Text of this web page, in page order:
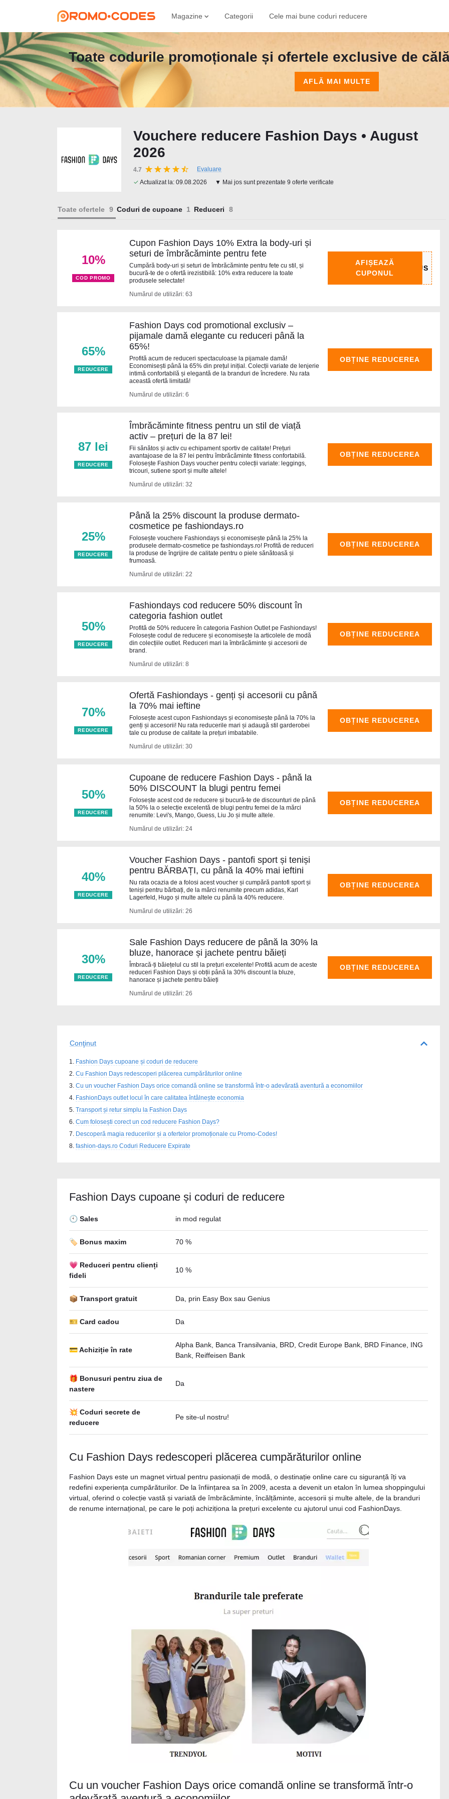
Magazine Categorii Cele mai bune coduri reducere
Toate codurile promoționale și ofertele exclusive de
AFLĂ MAI MULTE
Vouchere reducere Fashion Days • August
2026
4.7
Evaluare
✓ Actualizat la: 09.08.2026 ▼ Mai jos sunt prezentate 9 oferte verificate
Toate ofertele Coduri de cupoane Reduceri
10%
COD PROMO
Cupon Fashion Days 10% Extra la body-uri și
seturi de îmbrăcăminte pentru fete
Cumpără body-uri și seturi de îmbrăcăminte pentru fete cu stil, și
bucură-te de o ofertă irezistibilă: 10% extra reducere la toate
produsele selectate!
Numărul de utilizări: 63
AFIȘEAZĂ
CUPONUL
65%
REDUCERE
Fashion Days cod promotional exclusiv –
pijamale damă elegante cu reduceri până la
65%!
Profită acum de reduceri spectaculoase la pijamale damă!
Economisești până la 65% din prețul inițial. Colecții variate de lenjerie
intimă confortabilă și elegantă de la branduri de încredere. Nu rata
această ofertă limitată!
Numărul de utilizări: 6
OBȚINE REDUCEREA
87 lei
REDUCERE
Îmbrăcăminte fitness pentru un stil de viață
activ – prețuri de la 87 lei!
Fii sănătos și activ cu echipament sportiv de calitate! Prețuri
avantajoase de la 87 lei pentru îmbrăcăminte fitness confortabilă.
Folosește Fashion Days voucher pentru colecții variate: leggings,
tricouri, sutiene sport și multe altele!
Numărul de utilizări: 32
OBȚINE REDUCEREA
25%
REDUCERE
Până la 25% discount la produse dermato-
cosmetice pe fashiondays.ro
Folosește vouchere Fashiondays și economisește până la 25% la
produsele dermato-cosmetice pe fashiondays.ro! Profită de reduceri
la produse de îngrijire de calitate pentru o piele sănătoasă și
frumoasă.
Numărul de utilizări: 22
OBȚINE REDUCEREA
50%
REDUCERE
Fashiondays cod reducere 50% discount în
categoria fashion outlet
Profită de 50% reducere în categoria Fashion Outlet pe Fashiondays!
Folosește codul de reducere și economisește la articolele de modă
din colecțiile outlet. Reduceri mari la îmbrăcăminte și accesorii de
brand.
Numărul de utilizări: 8
OBȚINE REDUCEREA
70%
REDUCERE
Ofertă Fashiondays - genți și accesorii cu până
la 70% mai ieftine
Folosește acest cupon Fashiondays și economisește până la 70% la
genți și accesorii! Nu rata reducerile mari și adaugă stil garderobei
tale cu produse de calitate la prețuri imbatabile.
Numărul de utilizări: 30
OBȚINE REDUCEREA
50%
REDUCERE
Cupoane de reducere Fashion Days - până la
50% DISCOUNT la blugi pentru femei
Folosește acest cod de reducere și bucură-te de discounturi de până
la 50% la o selecție excelentă de blugi pentru femei de la mărci
renumite: Levi's, Mango, Guess, Liu Jo și multe altele.
Numărul de utilizări: 24
OBȚINE REDUCEREA
40%
REDUCERE
Voucher Fashion Days - pantofi sport și teniși
pentru BĂRBAȚI, cu până la 40% mai ieftini
Nu rata ocazia de a folosi acest voucher și cumpără pantofi sport și
teniși pentru bărbați, de la mărci renumite precum adidas, Karl
Lagerfeld, Hugo și multe altele cu până la 40% reducere.
Numărul de utilizări: 26
OBȚINE REDUCEREA
30%
REDUCERE
Sale Fashion Days reducere de până la 30% la
bluze, hanorace și jachete pentru băieți
Îmbracă-ți băiețelul cu stil la prețuri excelente! Profită acum de aceste
reduceri Fashion Days și obții până la 30% discount la bluze,
hanorace și jachete pentru băieți
Numărul de utilizări: 26
OBȚINE REDUCEREA
Conţinut
Fashion Days cupoane și coduri de reducere
Cu Fashion Days redescoperi plăcerea cumpărăturilor online
Cu un voucher Fashion Days orice comandă online se transformă într-o adevărată aventură a economiilor
FashionDays outlet locul în care calitatea întâlnește economia
Transport și retur simplu la Fashion Days
Cum folosești corect un cod reducere Fashion Days?
Descoperă magia reducerilor și a ofertelor promoționale cu Promo-Codes!
fashion-days.ro Coduri Reducere Expirate
Fashion Days cupoane și coduri de reducere
🕙 Sales in mod regulat
🏷️ Bonus maxim 70 %
💗 Reduceri pentru clienți
fideli
10 %
📦 Transport gratuit Da, prin Easy Box sau Genius
🎫 Card cadou Da
💳 Achiziție în rate
Alpha Bank, Banca Transilvania, BRD, Credit Europe Bank, BRD Finance, ING
Bank, Reiffeisen Bank
🎁 Bonusuri pentru ziua de
nastere
Da
💥 Coduri secrete de
reducere
Pe site-ul nostru!
Cu Fashion Days redescoperi plăcerea cumpărăturilor online
Fashion Days este un magnet virtual pentru pasionații de modă, o destinație online care cu siguranță îți va
redefini experiența cumpărăturilor. De la înființarea sa în 2009, acesta a devenit un etalon în lumea shoppingului
virtual, oferind o colecție vastă și variată de îmbrăcăminte, încălțăminte, accesorii și multe altele, de la branduri
de renume internațional, pe care le poți achiziționa la prețuri excelente cu ajutorul unui cod FashionDays.
Cu un voucher Fashion Days orice comandă online se transformă într-o